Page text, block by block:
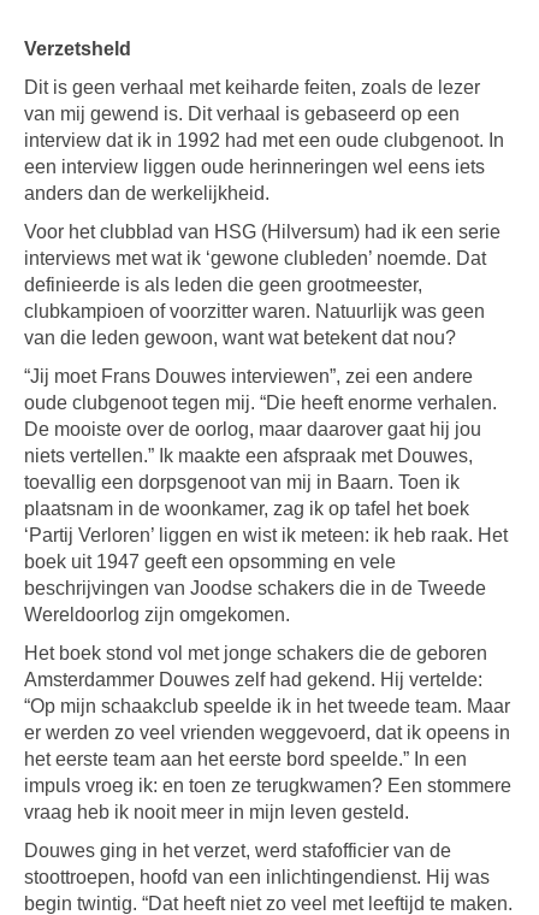
Verzetsheld
Dit is geen verhaal met keiharde feiten, zoals de lezer
van mij gewend is. Dit verhaal is gebaseerd op een
interview dat ik in 1992 had met een oude clubgenoot. In
een interview liggen oude herinneringen wel eens iets
anders dan de werkelijkheid.
Voor het clubblad van HSG (Hilversum) had ik een serie
interviews met wat ik ‘gewone clubleden’ noemde. Dat
definieerde is als leden die geen grootmeester,
clubkampioen of voorzitter waren. Natuurlijk was geen
van die leden gewoon, want wat betekent dat nou?
“Jij moet Frans Douwes interviewen”, zei een andere
oude clubgenoot tegen mij. “Die heeft enorme verhalen.
De mooiste over de oorlog, maar daarover gaat hij jou
niets vertellen.” Ik maakte een afspraak met Douwes,
toevallig een dorpsgenoot van mij in Baarn. Toen ik
plaatsnam in de woonkamer, zag ik op tafel het boek
‘Partij Verloren’ liggen en wist ik meteen: ik heb raak. Het
boek uit 1947 geeft een opsomming en vele
beschrijvingen van Joodse schakers die in de Tweede
Wereldoorlog zijn omgekomen.
Het boek stond vol met jonge schakers die de geboren
Amsterdammer Douwes zelf had gekend. Hij vertelde:
“Op mijn schaakclub speelde ik in het tweede team. Maar
er werden zo veel vrienden weggevoerd, dat ik opeens in
het eerste team aan het eerste bord speelde.” In een
impuls vroeg ik: en toen ze terugkwamen? Een stommere
vraag heb ik nooit meer in mijn leven gesteld.
Douwes ging in het verzet, werd stafofficier van de
stoottroepen, hoofd van een inlichtingendienst. Hij was
begin twintig. “Dat heeft niet zo veel met leeftijd te maken.